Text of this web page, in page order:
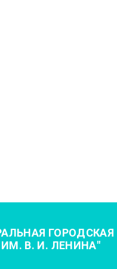
ГОРОДСКАЯ
В. И. ЛЕНИНА"